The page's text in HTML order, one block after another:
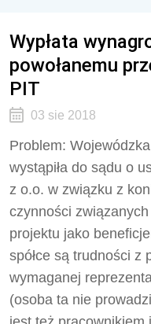
Wypłata
powołanemu
PIT
03 sie 2018
​​​​​​​Problem:
wystąpiła do sądu o
z o.o. w związku z
czynności związanych
projektu jako
spółce są trudności z
wymaganej
(osoba ta nie